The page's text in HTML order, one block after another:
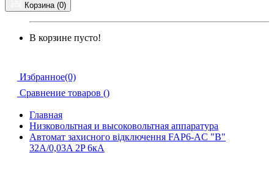
Корзина (0)
В корзине пусто!
Избранное(0)
Сравнение товаров ()
Главная
Низковольтная и высоковольтная аппаратура
Автомат захисного відключення FAP6-AC "B"
32А/0,03A 2P 6кА